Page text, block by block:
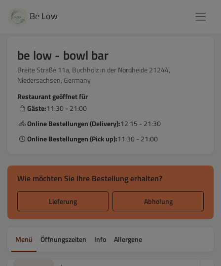
Be Low
be low - bowl bar
Breite Straße 11a, Buchholz in der Nordheide 21244,
Niedersachsen, Germany
Restaurant geöffnet für
Gäste:11:30 - 21:00
Online Bestellungen (Delivery):12:15 - 21:30
Online Bestellungen (Pick up):11:30 - 21:00
Wie möchten Sie Ihre Bestellung erhalten?
Lieferung Abholung
Menü Öffnungszeiten Info Allergene